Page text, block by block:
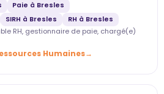
Paie à Bresles
SIRH à Bresles RH à Bresles
RH, gestionnaire de paie, chargé(e)
Humaines